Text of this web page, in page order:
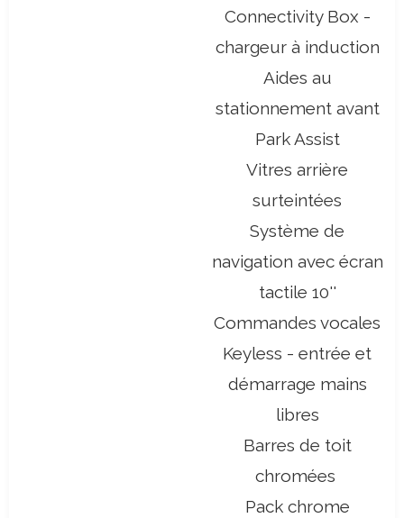
Connectivity Box -
chargeur à induction
Aides au
stationnement avant
Park Assist
Vitres arrière
surteintées
Système de
navigation avec écran
tactile 10''
Commandes vocales
Keyless - entrée et
démarrage mains
libres
Barres de toit
chromées
Pack chrome